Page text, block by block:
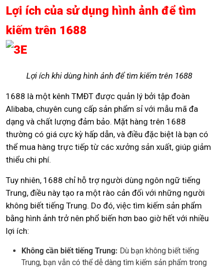
Lợi ích của sử dụng hình ảnh để tìm
kiếm trên 1688
Lợi ích khi dùng hình ảnh để tìm kiếm trên 1688
1688 là một kênh TMĐT được quản lý bởi tập đoàn
Alibaba, chuyên cung cấp sản phẩm sỉ với mẫu mã đa
dạng và chất lượng đảm bảo. Mặt hàng trên 1688
thường có giá cực kỳ hấp dẫn, và điều đặc biệt là bạn có
thể mua hàng trực tiếp từ các xưởng sản xuất, giúp giảm
thiểu chi phí.
Tuy nhiên, 1688 chỉ hỗ trợ người dùng ngôn ngữ tiếng
Trung, điều này tạo ra một rào cản đối với những người
không biết tiếng Trung. Do đó, việc tìm kiếm sản phẩm
bằng hình ảnh trở nên phổ biến hơn bao giờ hết với nhiều
lợi ích:
Không cần biết tiếng Trung: Dù bạn không biết tiếng
Trung, bạn vẫn có thể dễ dàng tìm kiếm sản phẩm trong